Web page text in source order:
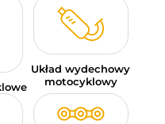
Układ wydechowy
motocyklowy